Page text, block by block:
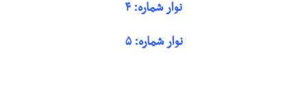
نوار شماره: ۴
نوار شماره: ۵